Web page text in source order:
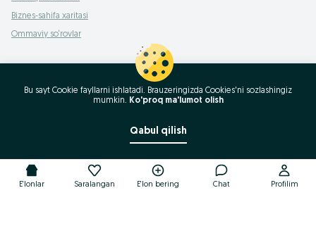
Biznes-sahifa xaritasi
Ommaviy so‘rovlar
E'lonlar Saralangan E'lon bering Chat Profilim
Bu sayt Cookie fayllarni ishlatadi. Brauzeringizda Cookies'ni sozlashingiz
mumkin. Ko'proq ma'lumot olish
Qabul qilish